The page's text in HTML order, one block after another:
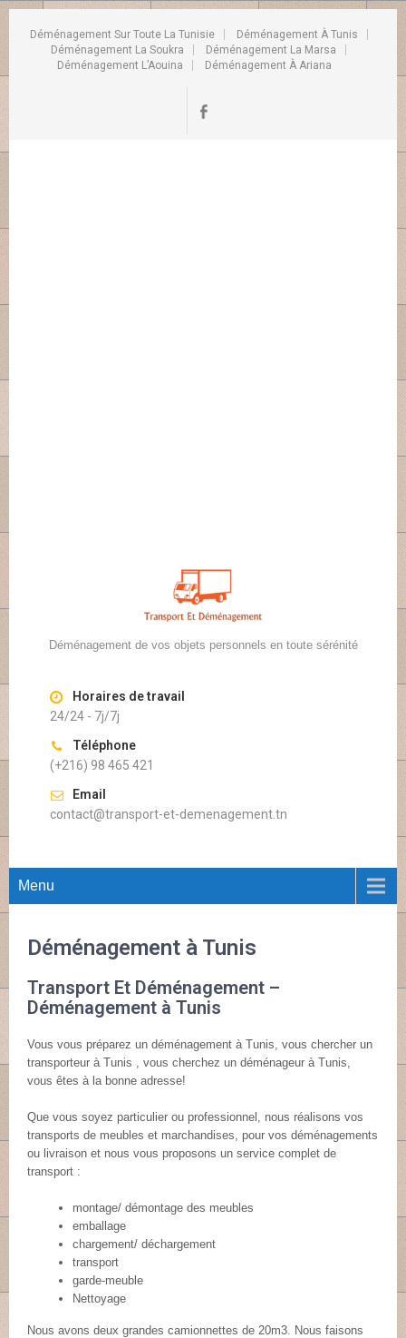
Déménagement Sur Toute La Tunisie
Déménagement À Tunis
Déménagement La Soukra
Déménagement La Marsa
Déménagement L’Aouina
Déménagement À Ariana
Déménagement de vos objets personnels en toute sérénité
Horaires de travail
24/24 - 7j/7j
Téléphone
(+216) 98 465 421
Email
contact@transport-et-demenagement.tn
Menu
Déménagement à Tunis
Transport Et Déménagement –
Déménagement à Tunis
Vous vous préparez un déménagement à Tunis, vous chercher un
transporteur à Tunis , vous cherchez un déménageur à Tunis,
vous êtes à la bonne adresse!
Que vous soyez particulier ou professionnel, nous réalisons vos
transports de meubles et marchandises, pour vos déménagements
ou livraison et nous vous proposons un service complet de
transport :
montage/ démontage des meubles
emballage
chargement/ déchargement
transport
garde-meuble
Nettoyage
Nous avons deux grandes camionnettes de 20m3. Nous faisons